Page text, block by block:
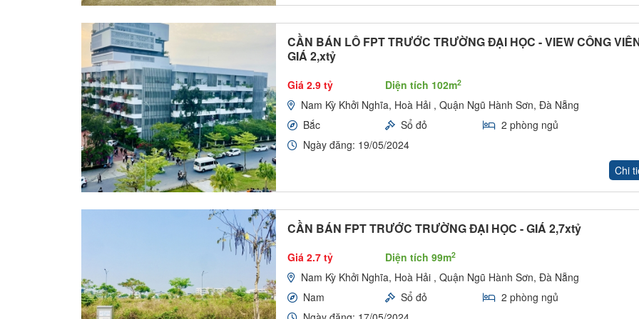
CẦN BÁN LÔ FPT TRƯỚC TRƯỜNG ĐẠI HỌC - VIEW CÔNG
GIÁ 2,xtỷ
Giá 2.9 tỷ Diện tích 102m2
Nam Kỳ Khởi Nghĩa, Hoà Hải , Quận Ngũ Hành Sơn, Đà Nẵng
Bắc
Sổ đỏ
2 phòng ngủ
Ngày đăng: 19/05/2024
Chi
CẦN BÁN FPT TRƯỚC TRƯỜNG ĐẠI HỌC - GIÁ 2,7xtỷ
Giá 2.7 tỷ Diện tích 99m2
Nam Kỳ Khởi Nghĩa, Hoà Hải , Quận Ngũ Hành Sơn, Đà Nẵng
Nam
Sổ đỏ
2 phòng ngủ